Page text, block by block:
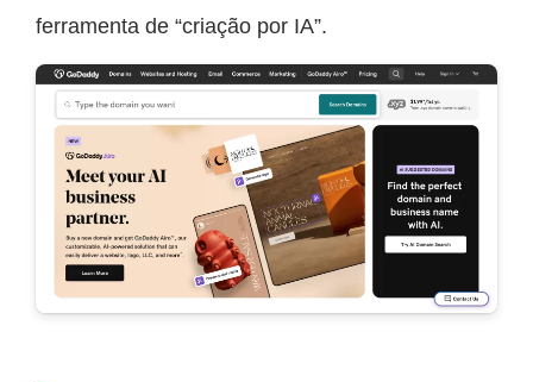
ferramenta de “criação por IA”.